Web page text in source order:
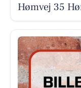
Hømvej 35